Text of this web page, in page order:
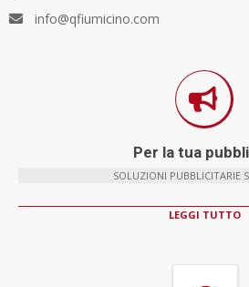
info@qfiumicino.com
Per la tua
SOLUZIONI PUBBLICITARIE
LEGGI TUTTO